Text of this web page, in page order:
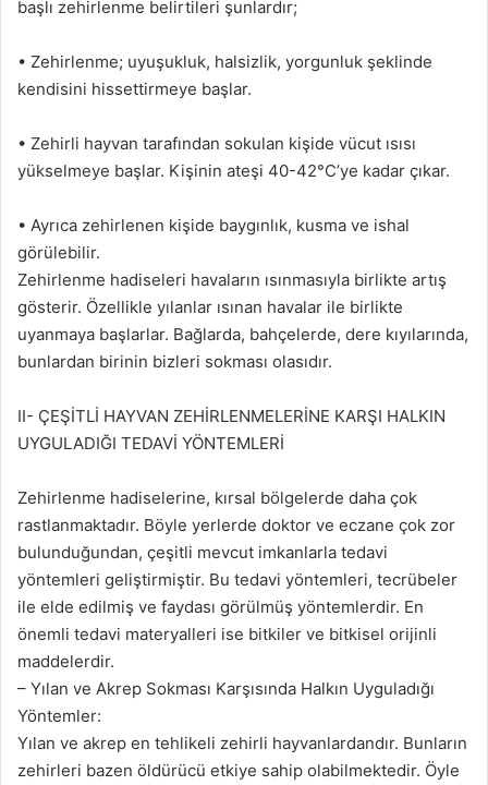
başlı zehirlenme belirtileri şunlardır;
• Zehirlenme; uyuşukluk, halsizlik, yorgunluk şeklinde
kendisini hissettirmeye başlar.
• Zehirli hayvan tarafından sokulan kişide vücut ısısı
yükselmeye başlar. Kişinin ateşi 40-42°C’ye kadar çıkar.
• Ayrıca zehirlenen kişide baygınlık, kusma ve ishal
görülebilir.
Zehirlenme hadiseleri havaların ısınmasıyla birlikte artış
gösterir. Özellikle yılanlar ısınan havalar ile birlikte
uyanmaya başlarlar. Bağlarda, bahçelerde, dere kıyılarında,
bunlardan birinin bizleri sokması olasıdır.
II- ÇEŞİTLİ HAYVAN ZEHİRLENMELERİNE KARŞI HALKIN
UYGULADIĞI TEDAVİ YÖNTEMLERİ
Zehirlenme hadiselerine, kırsal bölgelerde daha çok
rastlanmaktadır. Böyle yerlerde doktor ve eczane çok zor
bulunduğundan, çeşitli mevcut imkanlarla tedavi
yöntemleri geliştirmiştir. Bu tedavi yöntemleri, tecrübeler
ile elde edilmiş ve faydası görülmüş yöntemlerdir. En
önemli tedavi materyalleri ise bitkiler ve bitkisel orijinli
maddelerdir.
– Yılan ve Akrep Sokması Karşısında Halkın Uyguladığı
Yöntemler:
Yılan ve akrep en tehlikeli zehirli hayvanlardandır. Bunların
zehirleri bazen öldürücü etkiye sahip olabilmektedir. Öyle